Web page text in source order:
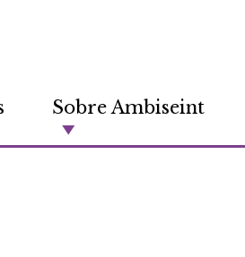
Sobre Ambiseint